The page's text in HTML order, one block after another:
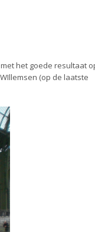
het goede resultaat
(op de laatste